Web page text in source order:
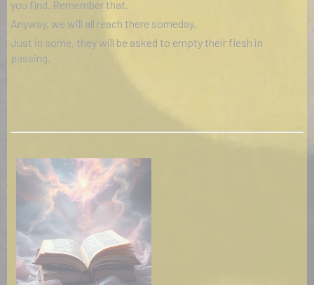
you find. Remember that.
Anyway, we will all reach there someday.
Just in some, they will be asked to empty their flesh in
passing.